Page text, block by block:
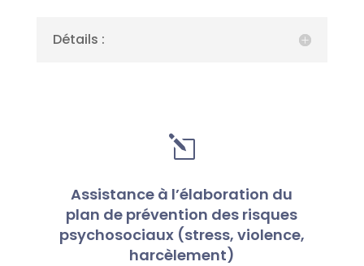
Détails :
l
Assistance à l’élaboration du
plan de prévention des risques
psychosociaux (stress, violence,
harcèlement)